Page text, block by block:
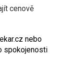
cenově
nebo
spokojenosti